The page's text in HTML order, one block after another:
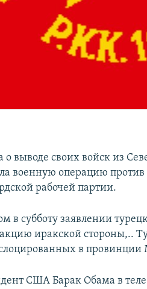
о выводе своих войск из
военную операцию
рабочей партии.
в субботу заявлении
иракской стороны,..
в провинции
США Барак Обама в